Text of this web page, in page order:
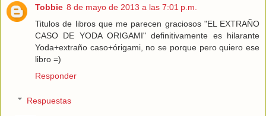
Tobbie 8 de mayo de 2013 a las 7:01 p.m.
Titulos de libros que me parecen graciosos "EL EXTRAÑO
CASO DE YODA ORIGAMI" definitivamente es hilarante
Yoda+extraño caso+órigami, no se porque pero quiero ese
libro =)
Responder
Respuestas